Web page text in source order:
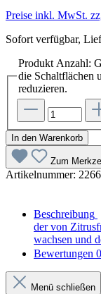
Preise inkl. MwSt.
Sofort verfügbar,
Produkt Anzahl:
die Schaltflächen
reduzieren.
In den Warenkorb
Zum
Artikelnummer:
Beschreibung
der von
wachsen und
Bewertungen 0
Menü schließen